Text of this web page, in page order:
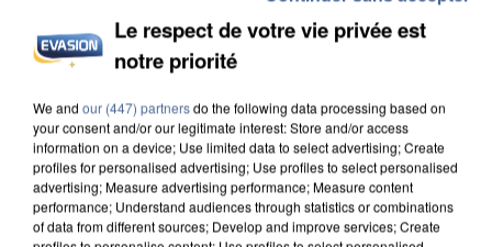
Le respect de votre vie privée est
notre priorité
We and our (447) partnersdo the following data processing based on
your consent and/or our legitimate interest: Store and/or access
information on a device; Use limited data to select advertising; Create
profiles for personalised advertising; Use profiles to select personalised
advertising; Measure advertising performance; Measure content
performance; Understand audiences through statistics or combinations
of data from different sources; Develop and improve services; Create